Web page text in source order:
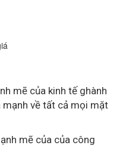
mẽ của kinh tế ghành
về tất cả mọi mặt
mẽ của của công